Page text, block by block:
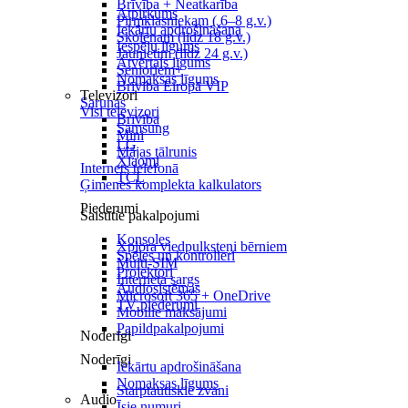
Brīvība + Neatkarība
Pirmklasniekam ( 6–8 g.v.)
Skolēnam (līdz 18 g.v.)
Jaunietim (līdz 24 g.v.)
Senioriem+
Brīvība Eiropā VIP
Sarunas
Brīvība
Mini
Mājas tālrunis
Internets telefonā
Ģimenes komplekta kalkulators
Saistītie pakalpojumi
Xplora viedpulksteņi bērniem
Multi-SIM
Interneta sargs
Microsoft 365 + OneDrive
Mobilie maksājumi
Papildpakalpojumi
Noderīgi
Starptautiskie zvani
Atpirkums
Iekārtu apdrošināšana
Iespēju līgums
Atvērtais līgums
Nomaksas līgums
Televizori
Visi televizori
Samsung
LG
Xiaomi
TCL
Piederumi
Konsoles
Spēles un kontrolieri
Projektori
Audiosistēmas
TV piederumi
Noderīgi
Iekārtu apdrošināšana
Nomaksas līgums
Audio